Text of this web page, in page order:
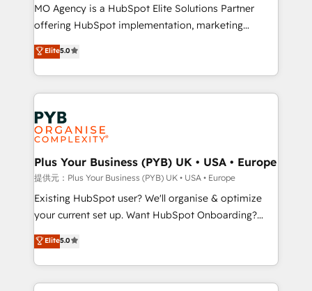
implementation, optimisation, training, and
adoption assurance. Our tried and tested Roadmap
methodology will ensure that you receive the best
deployment experience possible. Whether you are
new to HubSpot or seeking to turn around a poor
install, our team have the change management
expertise to deliver the solutions you need.
MO Agency is a HubSpot Elite Solutions Partner
offering HubSpot implementation, marketing
automation, CRM and RevOps consulting, data
architecture, sales enablement, lifecycle automation,
lead scoring and revenue reporting. HubSpot,
Salesforce and integrated enterprise stacks. Digital
Marketing, Answer Engine Optimisation, and
Generative Engine Optimisation (AI Search),
HubSpot Content Hub, WordPress development,
B2B SEO, paid media, and content. We work with
enterprise and growth-led companies across
technology, professional services, financial services
and industrial sectors. Offices in Johannesburg, Cape
implementations delivered. AI visibility coverage
across ChatGPT, Claude, Perplexity, Gemini and
Elite5.0
Plus Your Business (PYB) UK • USA • Europe
提供元：Plus Your Business (PYB) UK • USA • Europe
Existing HubSpot user? We'll organise & optimize
your current set up. Want HubSpot Onboarding?
We'll customise your CRM & automate your business
processes. Welcome to our Profile! We can help
with... • CRM implementation, reports & workflows,
and team training • CRM migration: Salesforce,
Elite5.0